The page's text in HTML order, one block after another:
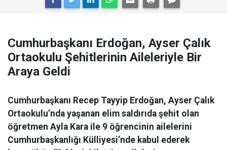
Cumhurbaşkanı Erdoğan, Ayser Çalık
Ortaokulu Şehitlerinin Aileleriyle Bir
Araya Geldi
Cumhurbaşkanı Recep Tayyip Erdoğan, Ayser Çalık
Ortaokulu’nda yaşanan elim saldırıda şehit olan
öğretmen Ayla Kara ile 9 öğrencinin ailelerini
Cumhurbaşkanlığı Külliyesi’nde kabul ederek